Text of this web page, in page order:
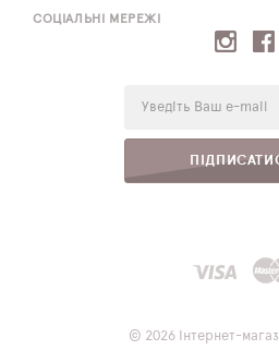
СОЦІАЛЬНІ МЕРЕЖІ
© 2026 Інтернет-